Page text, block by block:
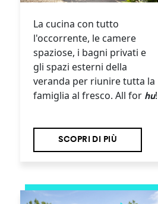
La cucina con tutto
l'occorrente, le camere
spaziose, i bagni privati e
gli spazi esterni della
veranda per riunire tutta la
famiglia al fresco. All for hu!
SCOPRI DI PIÙ